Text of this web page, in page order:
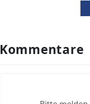
Kommentare